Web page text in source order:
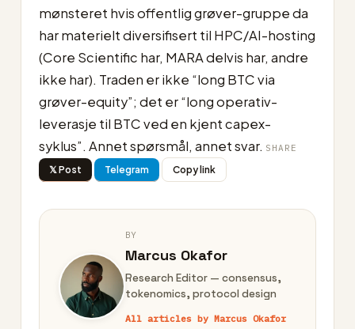
mønsteret hvis offentlig grøver-gruppe da
har materielt diversifisert til HPC/AI-hosting
(Core Scientific har, MARA delvis har, andre
ikke har). Traden er ikke “long BTC via
grøver-equity”; det er “long operativ-
leverasje til BTC ved en kjent capex-
syklus”. Annet spørsmål, annet svar. SHARE
𝕏 Post Telegram Copy link
BY
Marcus Okafor
Research Editor — consensus,
tokenomics, protocol design
All articles by Marcus Okafor